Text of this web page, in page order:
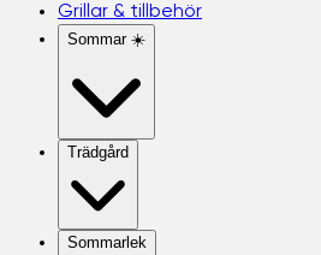
Grillar & tillbehör
Sommar ☀️
Trädgård
Sommarlek